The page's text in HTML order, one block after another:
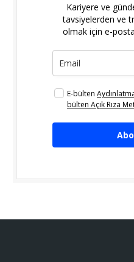
Kariyere ve
tavsiyelerden ve
olmak için e-
E-bülten
bülten Açık Rıza